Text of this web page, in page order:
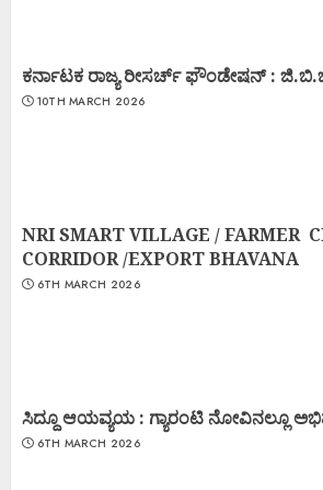
ಕರ್ನಾಟಕ ರಾಜ್ಯ ರೀಸರ್ಚ್ ಫೌಂಡೇಷನ್ :
10TH MARCH 2026
NRI SMART VILLAGE / FARMER
CORRIDOR /EXPORT BHAVANA
6TH MARCH 2026
ಸಿದ್ದೂ ಆಯವ್ಯಯ : ಗ್ಯಾರಂಟಿ ನೋವಿನಲ್ಲೂ
6TH MARCH 2026